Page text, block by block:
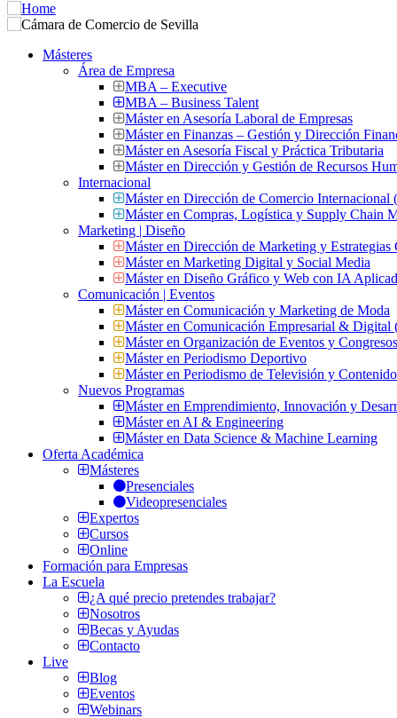
Másteres
Área de Empresa
MBA – Executive
MBA – Business Talent
Máster en Asesoría Laboral de Empresas
Máster en Finanzas – Gestión y Dirección
Máster en Asesoría Fiscal y Práctica Tributaria
Máster en Dirección y Gestión de Recursos
Internacional
Máster en Dirección de Comercio
Máster en Compras, Logística y Supply Chain
Marketing | Diseño
Máster en Dirección de Marketing y Estrategias
Máster en Marketing Digital y Social Media
Máster en Diseño Gráfico y Web con IA
Comunicación | Eventos
Máster en Comunicación y Marketing de Moda
Máster en Comunicación Empresarial &
Máster en Organización de Eventos y
Máster en Periodismo Deportivo
Máster en Periodismo de Televisión y
Nuevos Programas
Máster en Emprendimiento, Innovación y
Máster en AI & Engineering
Máster en Data Science & Machine Learning
Oferta Académica
Másteres
Presenciales
Videopresenciales
Expertos
Cursos
Online
Formación para Empresas
La Escuela
¿A qué precio pretendes trabajar?
Nosotros
Becas y Ayudas
Contacto
Live
Blog
Eventos
Webinars